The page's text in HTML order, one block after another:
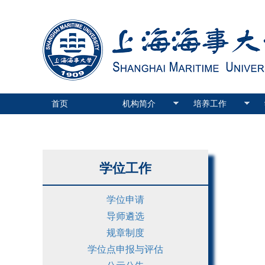
首页 机构简介 培养工作
学位工作
学位申请
导师遴选
规章制度
学位点申报与评估